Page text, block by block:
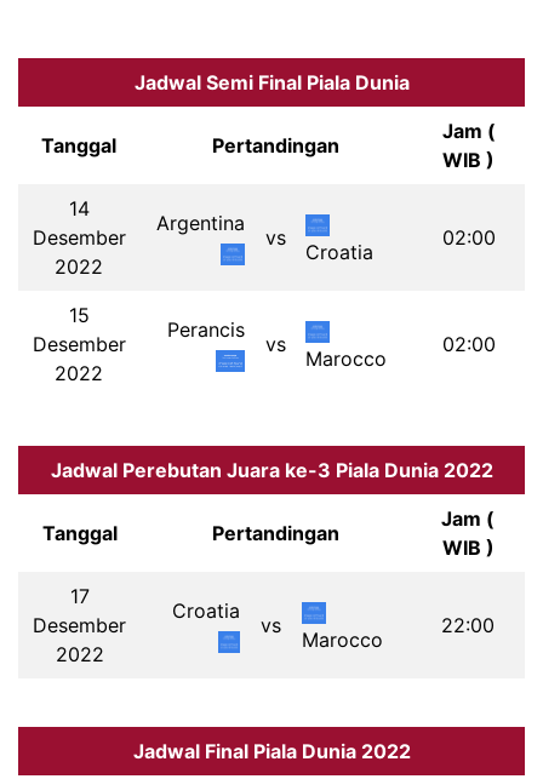
Jadwal Semi Final Piala Dunia
Tanggal Pertandingan
Jam (
WIB )
14
Desember
2022
Argentina
vs
Croatia
02:00
15
Desember
2022
Perancis
vs
Marocco
02:00
Jadwal Perebutan Juara ke-3 Piala Dunia 2022
Tanggal Pertandingan
Jam (
WIB )
17
Desember
2022
Croatia
vs
Marocco
22:00
Jadwal Final Piala Dunia 2022